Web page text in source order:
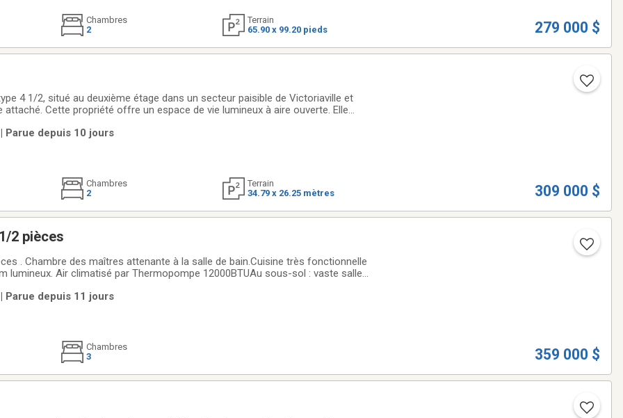
Chambres
2
Terrain
65.90 x 99.20 pieds
279 000 $
4 1/2, situé au deuxième étage dans un secteur paisible de Victoriaville et
attaché. Cette propriété offre un espace de vie lumineux à aire ouverte. Elle
extérieure et d'un
Parue depuis 10 jours
Chambres
2
Terrain
34.79 x 26.25 mètres
309 000 $
Grand Condo 7 1/2 pièces
fonctionnelle
lumineux. Air climatisé par Thermopompe 12000BTUAu sous-sol : vaste salle
Parue depuis 11 jours
Chambres
3
359 000 $